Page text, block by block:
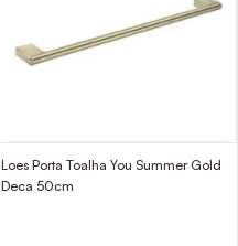
Loes Porta Toalha You Summer Gold
Deca 50cm